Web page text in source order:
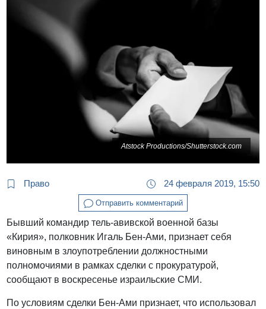
Atstock Productions/Shutterstock.com
Право 24 февраля 2019, 15:50
Отправить комментарий
Бывший командир тель-авивской военной базы
«Кирия», полковник Игаль Бен-Ами, признает себя
виновным в злоупотреблении должностными
полномочиями в рамках сделки с прокуратурой,
сообщают в воскресенье израильские СМИ.
По условиям сделки Бен-Ами признает, что использовал